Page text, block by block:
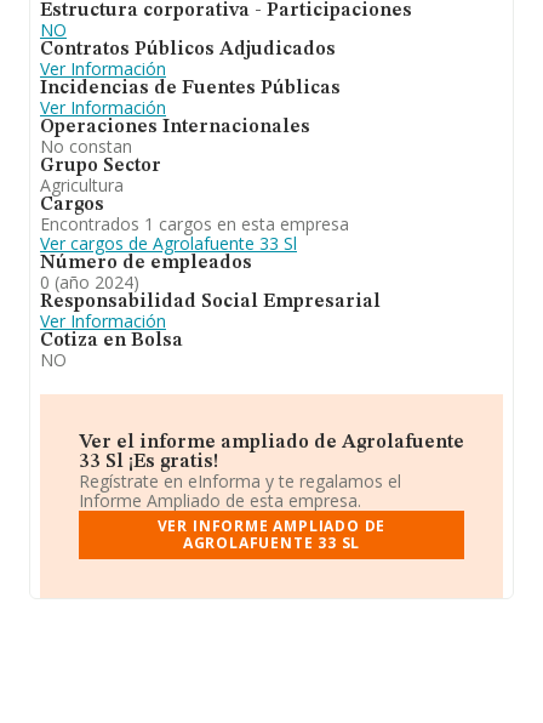
Estructura corporativa - Participaciones
NO
Contratos Públicos Adjudicados
Ver Información
Incidencias de Fuentes Públicas
Ver Información
Operaciones Internacionales
No constan
Grupo Sector
Agricultura
Cargos
Encontrados 1 cargos en esta empresa
Ver cargos de Agrolafuente 33 Sl
Número de empleados
0 (año 2024)
Responsabilidad Social Empresarial
Ver Información
Cotiza en Bolsa
NO
Ver el informe ampliado de Agrolafuente
33 Sl ¡Es gratis!
Regístrate en eInforma y te regalamos el
Informe Ampliado de esta empresa.
VER INFORME AMPLIADO DE
AGROLAFUENTE 33 SL